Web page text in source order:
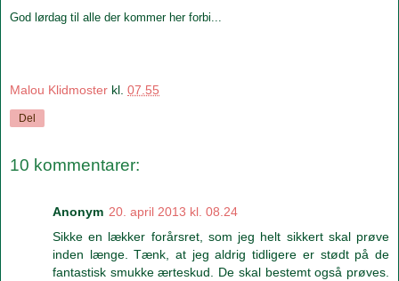
God lørdag til alle der kommer her forbi...
Malou Klidmoster kl. 07.55
Del
10 kommentarer:
Anonym 20. april 2013 kl. 08.24
Sikke en lækker forårsret, som jeg helt sikkert skal prøve
inden længe. Tænk, at jeg aldrig tidligere er stødt på de
fantastisk smukke ærteskud. De skal bestemt også prøves.